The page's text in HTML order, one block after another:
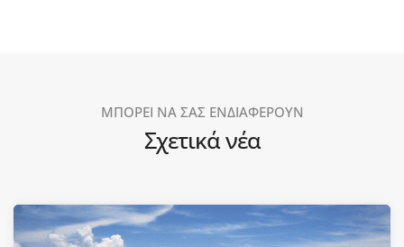
ΜΠΟΡΕΙ ΝΑ ΣΑΣ ΕΝΔΙΑΦΕΡΟΥΝ
Σχετικά νέα